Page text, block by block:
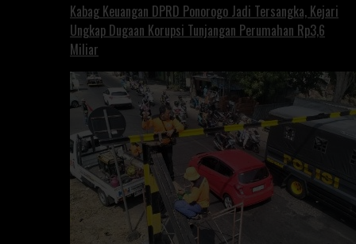
Kabag Keuangan DPRD Ponorogo Jadi Tersangka, Kejari
Ungkap Dugaan Korupsi Tunjangan Perumahan Rp3,6
Miliar